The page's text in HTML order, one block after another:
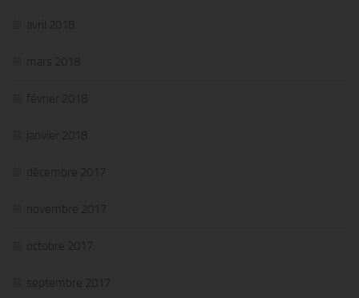
avril 2018
mars 2018
février 2018
janvier 2018
décembre 2017
novembre 2017
octobre 2017
septembre 2017